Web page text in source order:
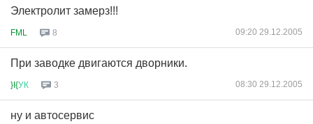
Электролит замерз!!!
FML 8 09:20 29.12.2005
При заводке двигаются дворники.
}I{УК 3 08:30 29.12.2005
ну и автосервис